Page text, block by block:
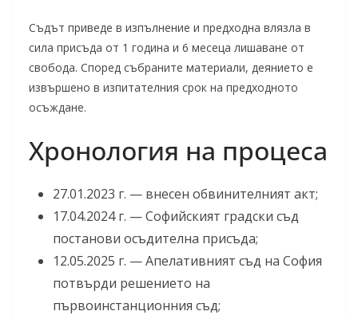
Съдът приведе в изпълнение и предходна влязла в
сила присъда от 1 година и 6 месеца лишаване от
свобода. Според събраните материали, деянието е
извършено в изпитателния срок на предходното
осъждане.
Хронология на процеса
27.01.2023 г. — внесен обвинителният акт;
17.04.2024 г. — Софийският градски съд
постанови осъдителна присъда;
12.05.2025 г. — Апелативният съд на София
потвърди решението на
първоинстанционния съд;